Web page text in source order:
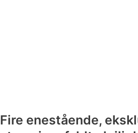
Fire enestående,